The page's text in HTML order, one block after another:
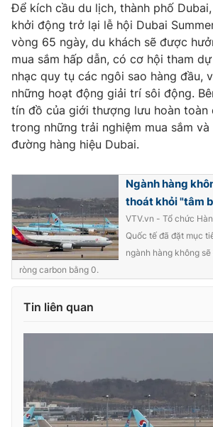
Thị trường
Tư vấn
Lịch phát sóng
Chuyên mục khác
Emagazine Podcast
Photo
Video Shorts
VTV Money VTV Thể
VTV Sức khoẻ Bất động
VTV4 Vươn
VTV9 VTV8
Liên hệ tòa soạn English
Để kích cầu du lịch, thành phố
khởi động trở lại lễ hội Dubai
vòng 65 ngày, du khách sẽ được
mua sắm hấp dẫn, có cơ hội tham
nhạc quy tụ các ngôi sao hàng đầu,
những hoạt động giải trí sôi động.
tín đồ của giới thượng lưu hoàn toàn
trong những trải nghiệm mua sắm
đường hàng hiệu Dubai.
Ngành hàng
thoát khỏi "tâm
VTV.vn - Tổ chức
Quốc tế đã đặt mục
ngành hàng không
ròng carbon bằng 0.
Tin liên quan